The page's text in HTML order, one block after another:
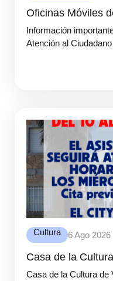
Oficinas Móviles
Información
Atención al
Cultura 6 Ago 2026
Casa de la
Casa de la Cultura de